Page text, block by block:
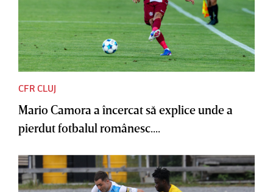
CFR CLUJ
Mario Camora a încercat să explice unde a
pierdut fotbalul românesc....